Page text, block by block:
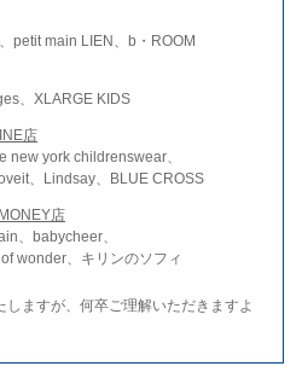
petit main LIEN、b・ROOM
、XLARGE KIDS
店
new york childrenswear、
、Lindsay、BLUE CROSS
店
、babycheer、
wonder、キリンのソフィ
ますが、何卒ご理解いただきますよ